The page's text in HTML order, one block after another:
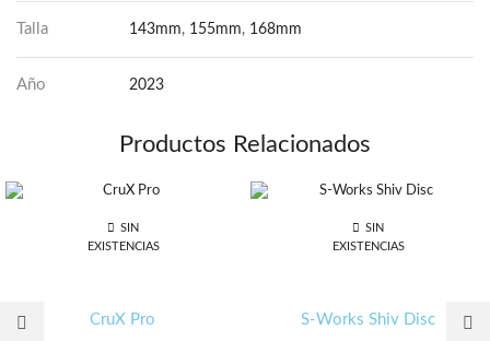
Talla 143mm, 155mm, 168mm
Año 2023
Productos Relacionados
SIN
EXISTENCIAS
CruX Pro
SIN
EXISTENCIAS
S-Works Shiv Disc